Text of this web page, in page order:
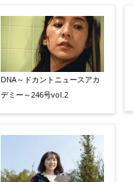
DNA～ドカントニュースアカ
デミー～246号vol.2